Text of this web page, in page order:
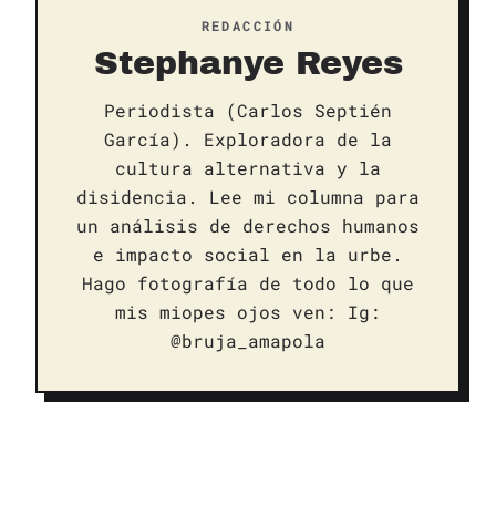
REDACCIÓN
Stephanye Reyes
Periodista (Carlos Septién
García). Exploradora de la
cultura alternativa y la
disidencia. Lee mi columna para
un análisis de derechos humanos
e impacto social en la urbe.
Hago fotografía de todo lo que
mis miopes ojos ven: Ig:
@bruja_amapola